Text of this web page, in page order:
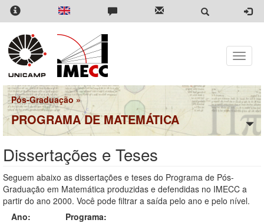
Pular
para
conteúdo
principal
Toggle
Pós-Graduação »
PROGRAMA DE MATEMÁTICA
Dissertações e Teses
Seguem abaixo as dissertações e teses do Programa de Pós-
Graduação em Matemática produzidas e defendidas no IMECC a
partir do ano 2000. Você pode filtrar a saída pelo ano e pelo nível.
Ano:
Programa: